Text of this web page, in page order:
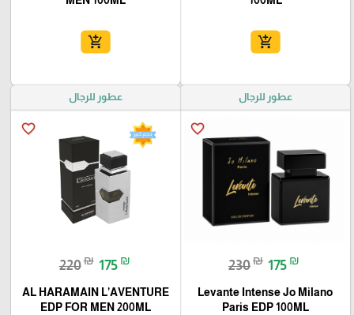
add_shopping_cart
add_shopping_cart
عطور للرجال
favorite_border
230₪ 175 ₪
Levante Intense Jo Milano
Paris EDP 100ML
عطور للرجال
favorite_border
220₪ 175 ₪
AL HARAMAIN L’AVENTURE
EDP FOR MEN 200ML